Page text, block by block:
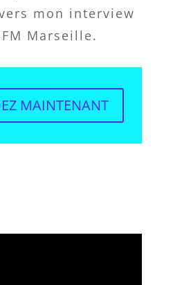
mon interview
Marseille.
MAINTENANT